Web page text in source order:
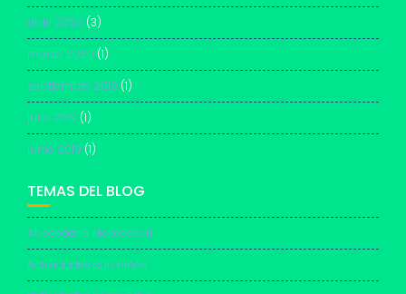
abril 2020 (3)
marzo 2020 (1)
septiembre 2019 (1)
julio 2019 (1)
junio 2019 (1)
TEMAS DEL BLOG
Abecedario Montessori
Actividades con niños